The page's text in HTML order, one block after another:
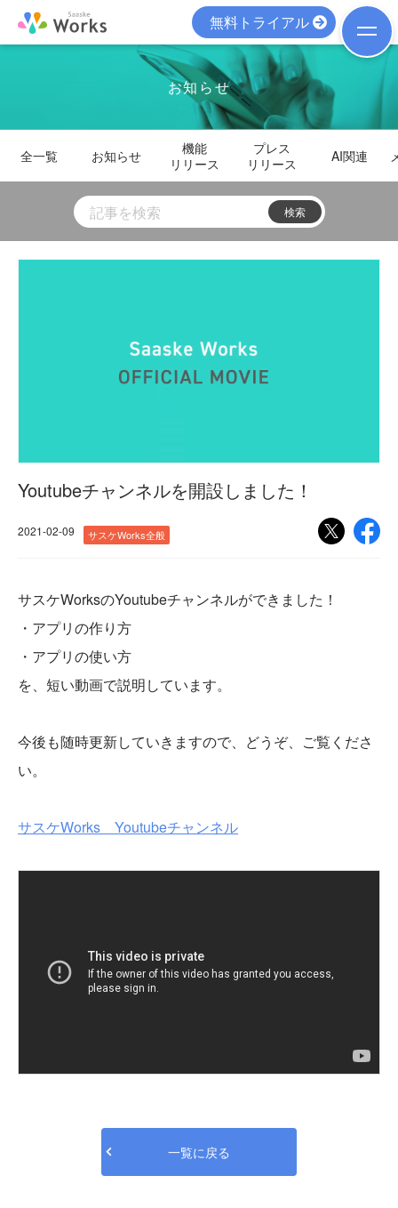
無料トライアル
お知らせ
全一覧 お知らせ
機能
リリース
プレス
リリース
AI関連
Youtubeチャンネルを開設しました！
2021-02-09 サスケWorks全般
サスケWorksのYoutubeチャンネルができました！
・アプリの作り方
・アプリの使い方
を、短い動画で説明しています。
今後も随時更新していきますので、どうぞ、ご覧くださ
い。
サスケWorks Youtubeチャンネル
一覧に戻る